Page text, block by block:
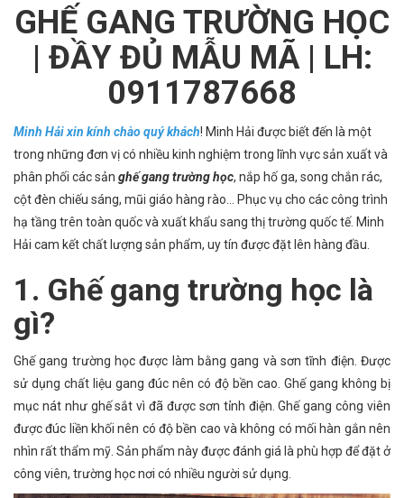
GHẾ GANG TRƯỜNG HỌC
| ĐẦY ĐỦ MẪU MÃ | LH:
0911787668
Minh Hải xin kính chào quý khách! Minh Hải được biết đến là một
trong những đơn vị có nhiều kinh nghiệm trong lĩnh vực sản xuất và
phân phối các sản ghế gang trường học, nắp hố ga, song chắn rác,
cột đèn chiếu sáng, mũi giáo hàng rào… Phục vụ cho các công trình
hạ tầng trên toàn quốc và xuất khẩu sang thị trường quốc tế. Minh
Hải cam kết chất lượng sản phẩm, uy tín được đặt lên hàng đầu.
1. Ghế gang trường học là
gì?
Ghế gang trường học được làm bằng gang và sơn tĩnh điện. Được
sử dụng chất liệu gang đúc nên có độ bền cao. Ghế gang không bị
mục nát như ghế sắt vì đã được sơn tỉnh điện. Ghế gang công viên
được đúc liền khối nên có độ bền cao và không có mối hàn gắn nên
nhìn rất thẩm mỹ. Sản phẩm này được đánh giá là phù hợp để đặt ở
công viên, trường học nơi có nhiều người sử dụng.